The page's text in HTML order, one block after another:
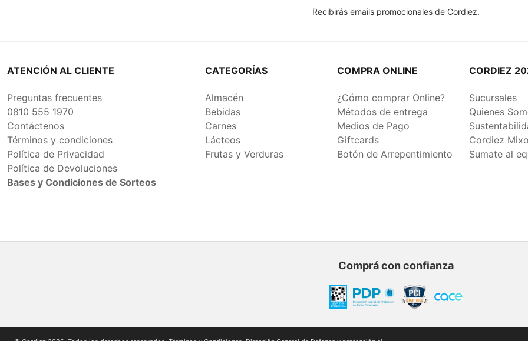
Recibirás emails promocionales de Cordiez.
ATENCIÓN AL CLIENTE
Preguntas frecuentes
0810 555 1970
Contáctenos
Términos y condiciones
Política de Privacidad
Política de Devoluciones
Bases y Condiciones de Sorteos
CATEGORÍAS
Almacén
Bebidas
Carnes
Lácteos
Frutas y Verduras
COMPRA ONLINE
¿Cómo comprar Online?
Métodos de entrega
Medios de Pago
Giftcards
Botón de Arrepentimiento
CORDIEZ
Sucursales
Quienes
Cordiez
Sumate al
Comprá con confianza